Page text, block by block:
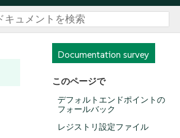
Documentation survey
このページで
デフォルトエンドポイントの
フォールバック
レジストリ設定ファイル